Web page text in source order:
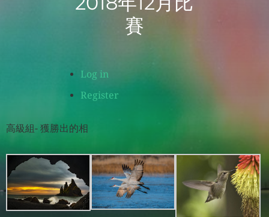
賽
Log in
Register
高級組- 獲勝出的相